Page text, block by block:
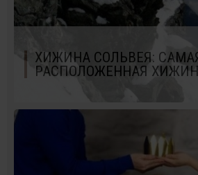
ХИЖИНА СОЛЬВЕЯ:
РАСПОЛОЖЕННАЯ